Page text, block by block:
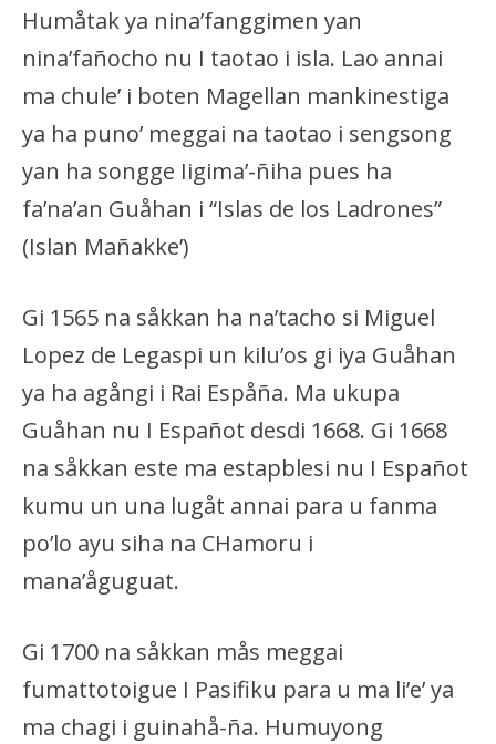
Humåtak ya nina’fanggimen yan
nina’fañocho nu I taotao i isla. Lao annai
ma chule’ i boten Magellan mankinestiga
ya ha puno’ meggai na taotao i sengsong
yan ha songge Iigima’-ñiha pues ha
fa’na’an Guåhan i “Islas de los Ladrones”
(Islan Mañakke’)
Gi 1565 na såkkan ha na’tacho si Miguel
Lopez de Legaspi un kilu’os gi iya Guåhan
ya ha agångi i Rai Espåña. Ma ukupa
Guåhan nu I Españot desdi 1668. Gi 1668
na såkkan este ma estapblesi nu I Españot
kumu un una lugåt annai para u fanma
po’lo ayu siha na CHamoru i
mana’åguguat.
Gi 1700 na såkkan mås meggai
fumattotoigue I Pasifiku para u ma li’e’ ya
ma chagi i guinahå-ña. Humuyong